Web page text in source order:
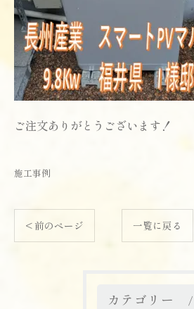
ご注文ありがとうございます！
施工事例
< 前のページ 一覧に戻る
カテゴリー